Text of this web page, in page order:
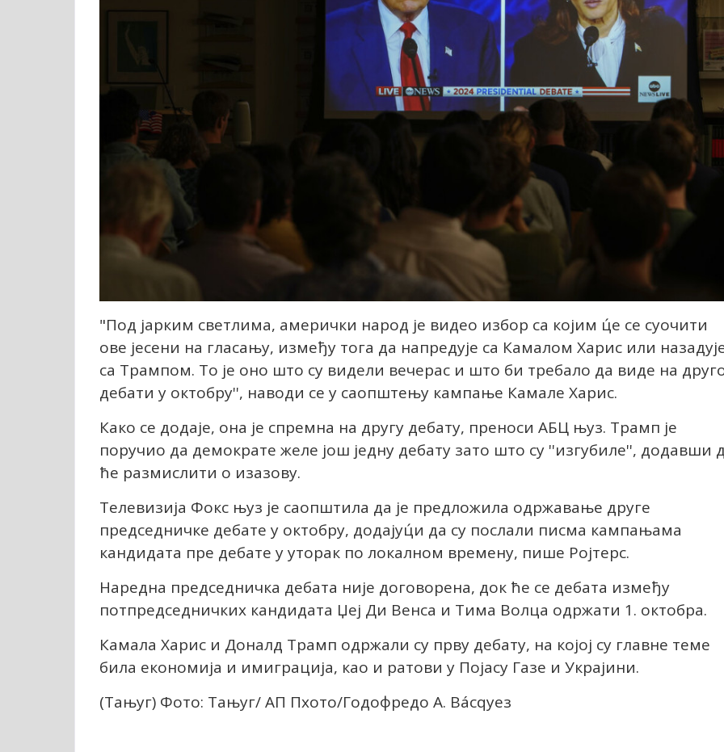
"Под јарким светлима, амерички народ је видео избор са којим ц́е се суочити
ове јесени на гласању, између тога да напредује са Камалом Харис или
са Трампом. То је оно што су видели вечерас и што би требало да виде на
дебати у октобру'', наводи се у саопштењу кампање Камале Харис.
Како се додаје, она је спремна на другу дебату, преноси АБЦ њуз. Трамп је
поручио да демократе желе још једну дебату зато што су ''изгубиле'', додавши
ће размислити о изазову.
Телевизија Фокс њуз је саопштила да је предложила одржавање друге
председничке дебате у октобру, додајуц́и да су послали писма кампањама
кандидата пре дебате у уторак по локалном времену, пише Ројтерс.
Наредна председничка дебата није договорена, док ће се дебата између
потпредседничких кандидата Џеј Ди Венса и Тима Волца одржати 1. октобра.
Камала Харис и Доналд Трамп одржали су прву дебату, на којој су главне теме
била економија и имиграција, као и ратови у Појасу Газе и Украјини.
(Тањуг) Фото: Тањуг/ АП Пхото/Годофредо А. Вáсqуез